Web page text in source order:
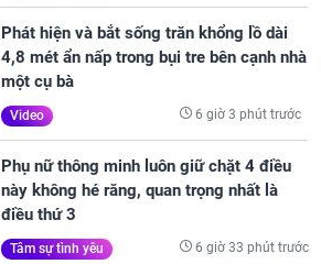
Tâm linh - Tử vi 5 giờ 48 phút trước
Phát hiện và bắt sống trăn khổng lồ dài
4,8 mét ẩn nấp trong bụi tre bên cạnh nhà
một cụ bà
Video 6 giờ 3 phút trước
Phụ nữ thông minh luôn giữ chặt 4 điều
này không hé răng, quan trọng nhất là
điều thứ 3